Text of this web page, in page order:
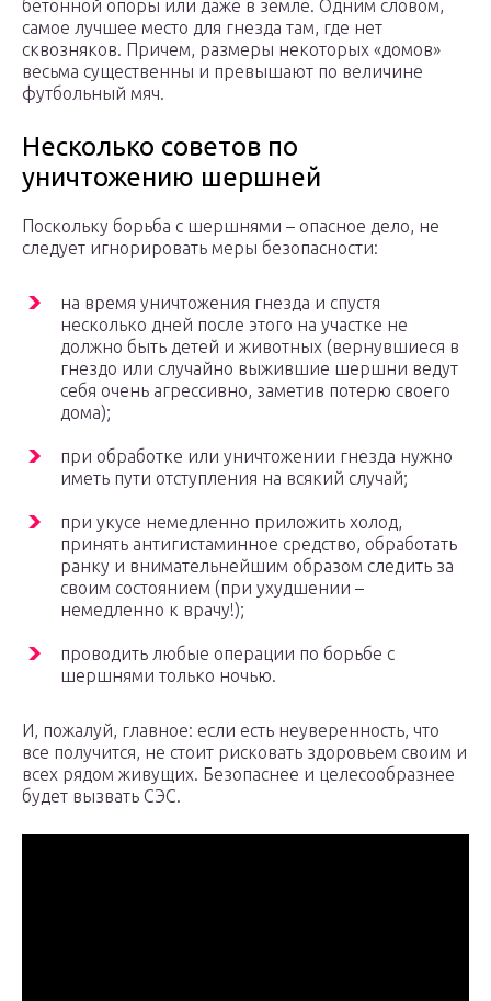
бетонной опоры или даже в земле. Одним словом,
самое лучшее место для гнезда там, где нет
сквозняков. Причем, размеры некоторых «домов»
весьма существенны и превышают по величине
футбольный мяч.
Несколько советов по
уничтожению шершней
Поскольку борьба с шершнями – опасное дело, не
следует игнорировать меры безопасности:
на время уничтожения гнезда и спустя
несколько дней после этого на участке не
должно быть детей и животных (вернувшиеся в
гнездо или случайно выжившие шершни ведут
себя очень агрессивно, заметив потерю своего
дома);
при обработке или уничтожении гнезда нужно
иметь пути отступления на всякий случай;
при укусе немедленно приложить холод,
принять антигистаминное средство, обработать
ранку и внимательнейшим образом следить за
своим состоянием (при ухудшении –
немедленно к врачу!);
проводить любые операции по борьбе с
шершнями только ночью.
И, пожалуй, главное: если есть неуверенность, что
все получится, не стоит рисковать здоровьем своим и
всех рядом живущих. Безопаснее и целесообразнее
будет вызвать СЭС.